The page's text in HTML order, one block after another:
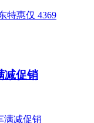
减促销